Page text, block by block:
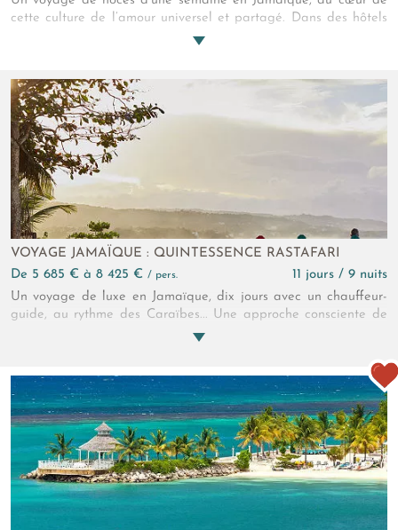
cette culture de l’amour universel et partagé. Dans des hôtels
au charme caribéen irrésistible, savourez à deux tout le piment
VOYAGE JAMAÏQUE : QUINTESSENCE RASTAFARI
de 5 685 € à 8 425 € / pers.
11 jours / 9 nuits
Un voyage de luxe en Jamaïque, dix jours avec un chauffeur-
guide, au rythme des Caraïbes... Une approche consciente de
la gastronomie, la meilleure tasse de café de votre vie, des
rencontrez la Jamaïque d’aujourd’hui au détour d’adresses au
charme raffiné !